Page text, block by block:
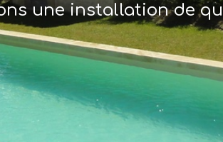
une installation de